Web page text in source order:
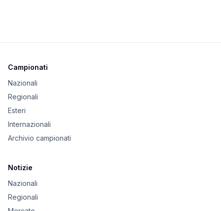
Campionati
Nazionali
Regionali
Esteri
Internazionali
Archivio campionati
Notizie
Nazionali
Regionali